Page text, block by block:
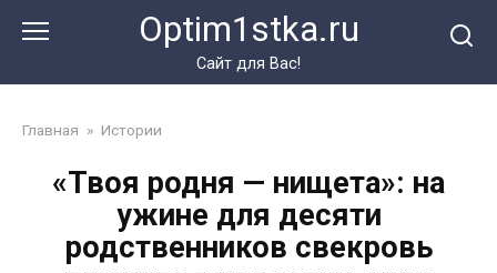
Optim1stka.ru
Сайт для Вас!
Главная » Истории
«Твоя родня — нищета»: на
ужине для десяти
родственников свекровь